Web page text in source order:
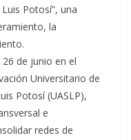
Potosí”, una
la
de junio en el
Universitario de
Potosí (UASLP),
e
redes de